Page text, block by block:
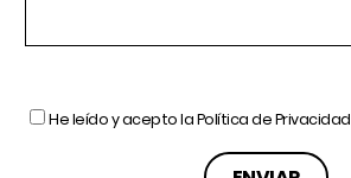
He leído y acepto laPolítica de Privacidad